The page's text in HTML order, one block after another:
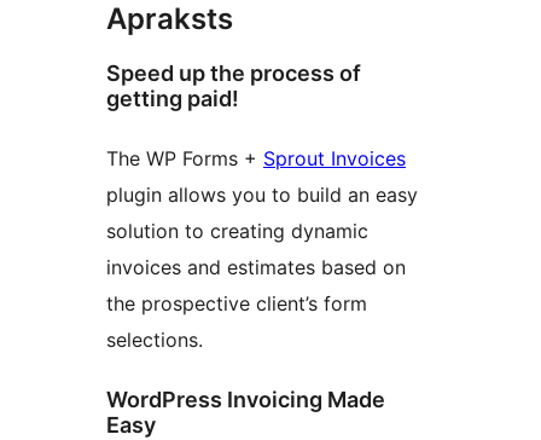
Apraksts
Speed up the process of
getting paid!
The WP Forms + Sprout Invoices
plugin allows you to build an easy
solution to creating dynamic
invoices and estimates based on
the prospective client’s form
selections.
WordPress Invoicing Made
Easy